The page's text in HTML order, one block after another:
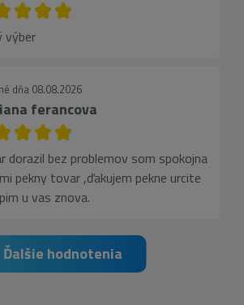
výber
dňa 08.08.2026
ferancova
dorazil bez problemov som spokojna
pekny tovar ,ďakujem pekne urcite
u vas znova.
Ďalšie hodnotenia